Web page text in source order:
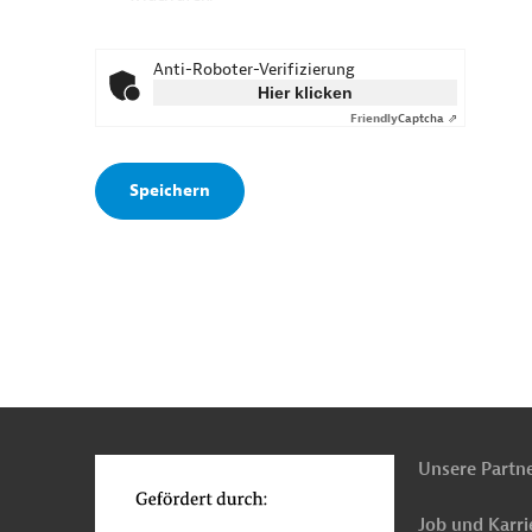
Anti-Roboter-Verifizierung
Hier klicken
FriendlyCaptcha ⇗
Unsere
Job und